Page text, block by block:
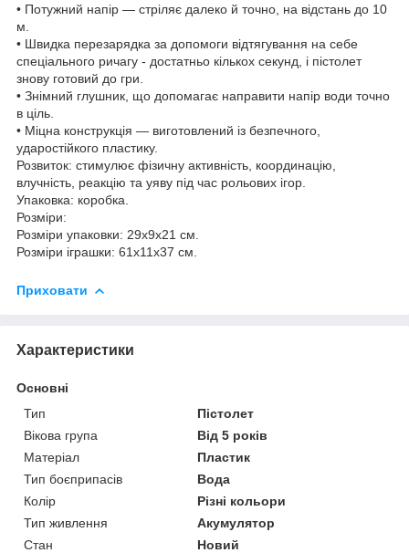
• Потужний напір — стріляє далеко й точно, на відстань до 10
м.
• Швидка перезарядка за допомоги відтягування на себе
спеціального ричагу - достатньо кількох секунд, і пістолет
знову готовий до гри.
• Знімний глушник, що допомагає направити напір води точно
в ціль.
• Міцна конструкція — виготовлений із безпечного,
ударостійкого пластику.
Розвиток: стимулює фізичну активність, координацію,
влучність, реакцію та уяву під час рольових ігор.
Упаковка: коробка.
Розміри:
Розміри упаковки: 29х9х21 см.
Розміри іграшки: 61х11х37 см.
Приховати
Характеристики
Основні
Тип
Пістолет
Вікова група
Від 5 років
Матеріал
Пластик
Тип боєприпасів
Вода
Колір
Різні кольори
Тип живлення
Акумулятор
Стан
Новий